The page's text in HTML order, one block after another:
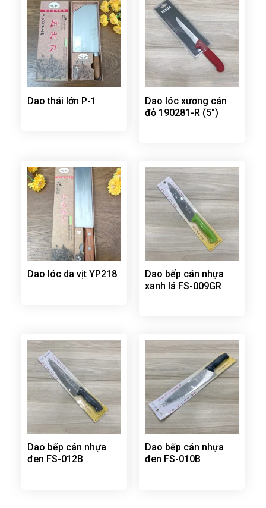
Dao thái lớn P-1
Dao lóc xương cán
đỏ 190281-R (5″)
Dao lóc da vịt YP218
Dao bếp cán nhựa
xanh lá FS-009GR
Dao bếp cán nhựa
đen FS-012B
Dao bếp cán nhựa
đen FS-010B